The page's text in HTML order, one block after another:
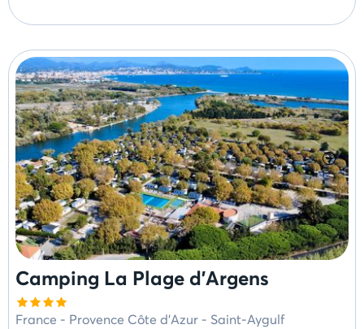
Camping La Plage d'Argens
France - Provence Côte d'Azur - Saint-Aygulf